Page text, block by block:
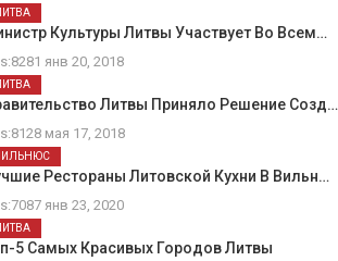
Культуры Литвы Участвует Во Всем…
янв 20, 2018
Литвы Приняло Решение Созд…
мая 17, 2018
Рестораны Литовской Кухни В Вильн…
янв 23, 2020
5 Самых Красивых Городов Литвы